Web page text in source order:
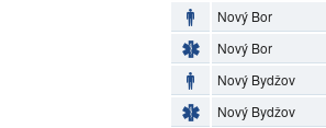
Nový Bor
Nový Bor
Nový Bydžov
Nový Bydžov